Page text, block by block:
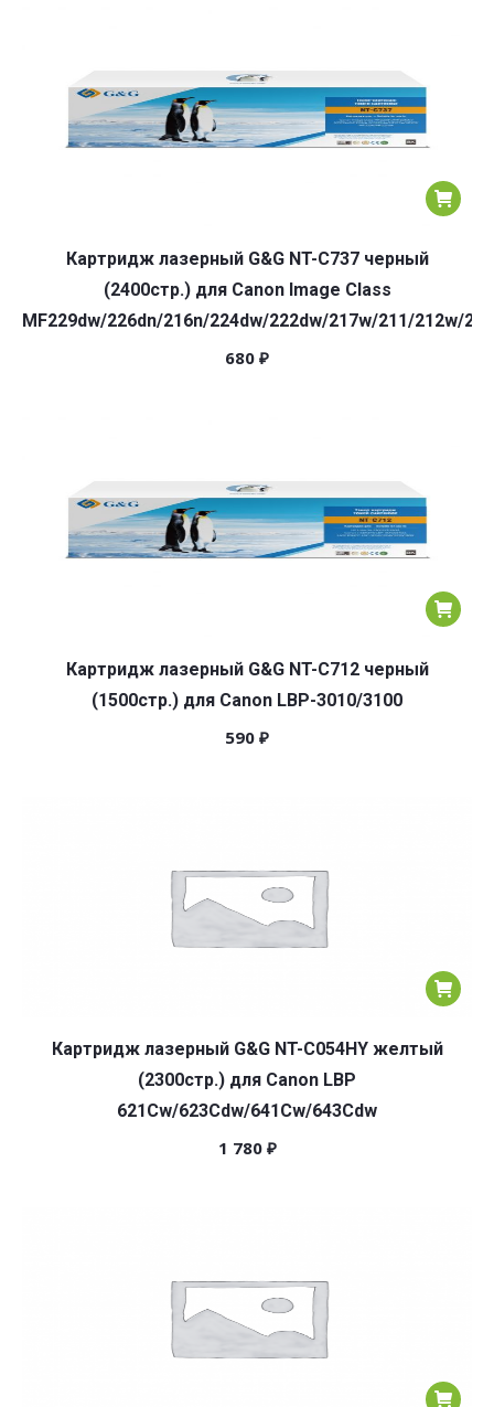
Картридж лазерный G&G NT-C737 черный
(2400стр.) для Canon Image Class
MF229dw/226dn/216n/224dw/222dw/217w/211/212w/
680 ₽
Картридж лазерный G&G NT-C712 черный
(1500стр.) для Canon LBP-3010/3100
590 ₽
Картридж лазерный G&G NT-C054HY желтый
(2300стр.) для Canon LBP
621Cw/623Cdw/641Cw/643Cdw
1 780 ₽